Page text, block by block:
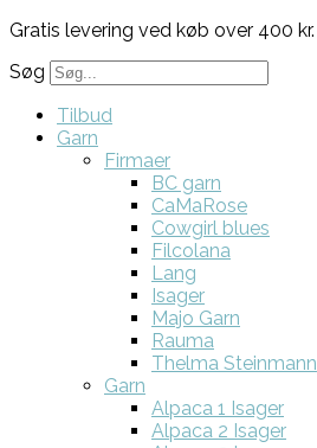
Gratis levering ved køb over 400 kr.
Søg
Tilbud
Garn
Firmaer
BC garn
CaMaRose
Cowgirl blues
Filcolana
Lang
Isager
Majo Garn
Rauma
Thelma Steinmann
Garn
Alpaca 1 Isager
Alpaca 2 Isager